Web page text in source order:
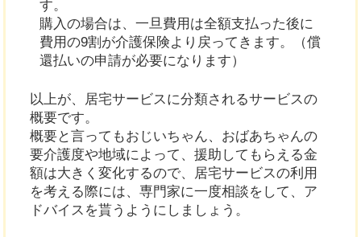
す。
購入の場合は、一旦費用は全額支払った後に
費用の9割が介護保険より戻ってきます。（償
還払いの申請が必要になります）
以上が、居宅サービスに分類されるサービスの
概要です。
概要と言ってもおじいちゃん、おばあちゃんの
要介護度や地域によって、援助してもらえる金
額は大きく変化するので、居宅サービスの利用
を考える際には、専門家に一度相談をして、ア
ドバイスを貰うようにしましょう。